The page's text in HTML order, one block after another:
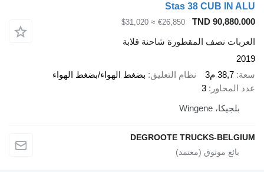
Stas 38 CUB IN ALU
TND 90,880.000
€26,850
≈ $31,020
العربات نصف المقطورة شاحنة قلابة
2019
سعة 38,7 م3 نظام التعليق بضغط الهواء/بضغط الهواء
عدد المحاور
3
بلجيكا، Wingene
DEGROOTE TRUCKS-BELGIUM